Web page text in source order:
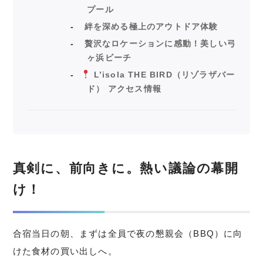
プール
絆を深める極上のアウトドア体験
贅沢なロケーションに感動！美しい弓
ヶ浜ビーチ
L’isola THE BIRD（リゾラザバー
ド） アクセス情報
真剣に、前向きに。熱い議論の幕開
け！
合宿当日の朝、まずは全員で夜の懇親会（BBQ）に向
けた食材の買い出しへ。